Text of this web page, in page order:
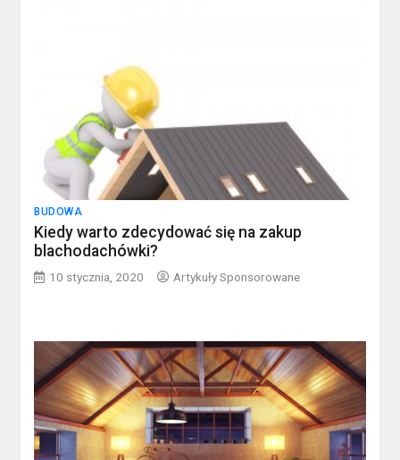
BUDOWA
Kiedy warto zdecydować się na zakup
blachodachówki?
10 stycznia, 2020 Artykuły Sponsorowane